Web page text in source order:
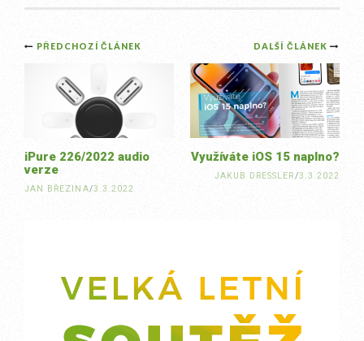
Post
navigation
DALŠÍ ČLÁNEK
Využíváte iOS 15 naplno?
JAKUB DRESSLER/3.3.2022
PŘEDCHOZÍ ČLÁNEK
iPure 226/2022 audio
verze
JAN BŘEZINA/3.3.2022